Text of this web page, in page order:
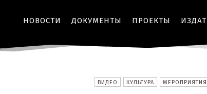
НОВОСТИ ДОКУМЕНТЫ ПРОЕКТЫ
ВИДЕО КУЛЬТУРА МЕРОПРИЯТИЯ